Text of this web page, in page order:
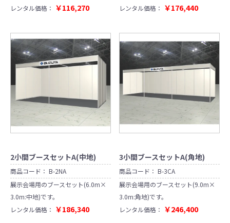
レンタル価格： ￥116,270
レンタル価格： ￥176,440
2小間ブースセットA(中地)
商品コード： B-2NA
展示会場用のブースセット(6.0m×
3.0m:中地)です。
レンタル価格： ￥186,340
3小間ブースセットA(角地)
商品コード： B-3CA
展示会場用のブースセット(9.0m×
3.0m:角地)です。
レンタル価格： ￥246,400